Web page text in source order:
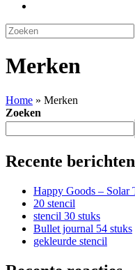
Merken
Home » Merken
Zoeken
Recente berichten
Happy Goods – Solar
20 stencil
stencil 30 stuks
Bullet journal 54 stuks
gekleurde stencil